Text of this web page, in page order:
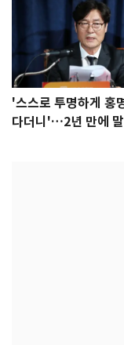
'스스로 투명하게 홍
다더니'…2년 만에